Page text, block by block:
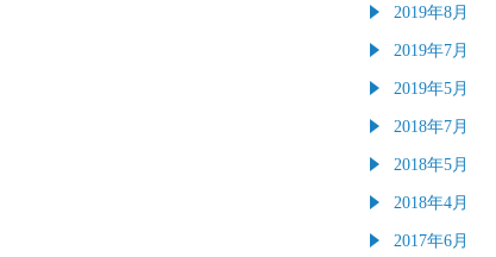
2019年8月
2019年7月
2019年5月
2018年7月
2018年5月
2018年4月
2017年6月